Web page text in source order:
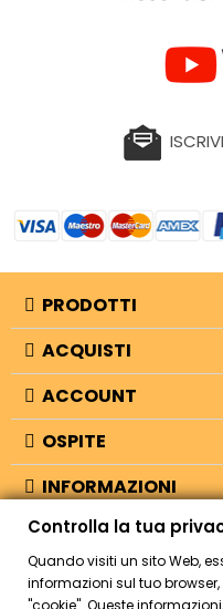
PRODOTTI
ACQUISTI
ACCOUNT
OSPITE
INFORMAZIONI
NEGOZIO
Controlla la tua
Quando visiti un sito Web,
informazioni sul tuo
"cookie". Queste